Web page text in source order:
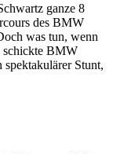
ganze 8
des BMW
was tun, wenn
schickte BMW
spektakulärer Stunt,